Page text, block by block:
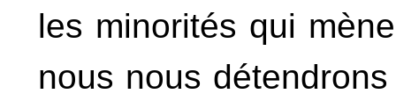
les minorités qui
nous nous